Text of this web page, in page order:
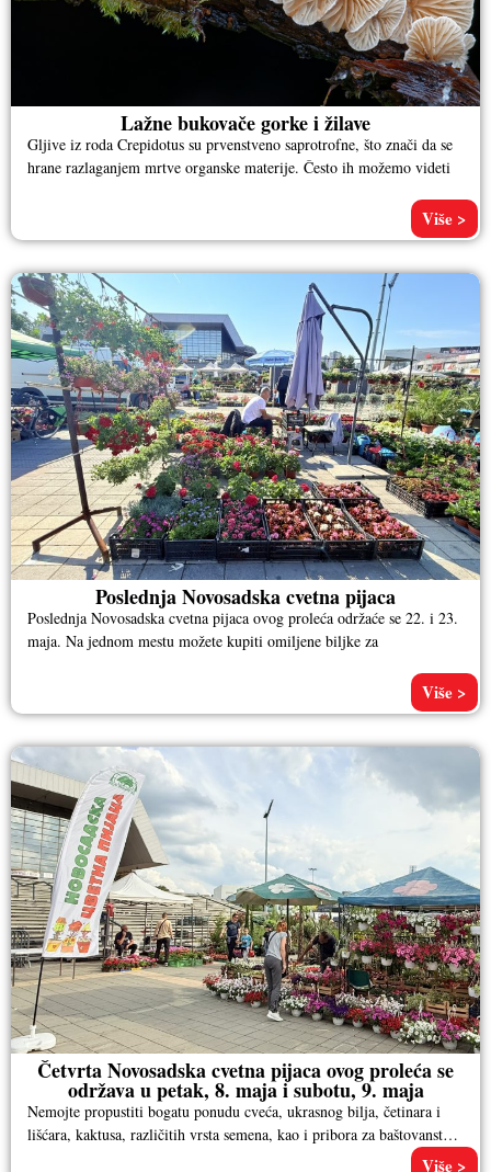
Lažne bukovače gorke i žilave
Gljive iz roda Crepidotus su prvenstveno saprotrofne, što znači da se
hrane razlaganjem mrtve organske materije. Često ih možemo videti
Više >
Poslednja Novosadska cvetna pijaca
Poslednja Novosadska cvetna pijaca ovog proleća održaće se 22. i 23.
maja. Na jednom mestu možete kupiti omiljene biljke za
Više >
Četvrta Novosadska cvetna pijaca ovog proleća se
održava u petak, 8. maja i subotu, 9. maja
Nemojte propustiti bogatu ponudu cveća, ukrasnog bilja, četinara i
lišćara, kaktusa, različitih vrsta semena, kao i pribora za baštovanstvo.
Više >